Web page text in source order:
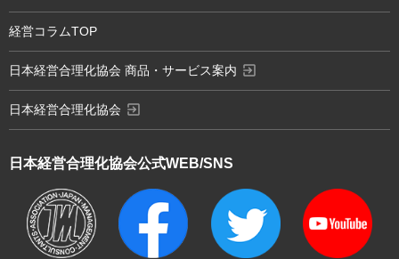
日本経営合理化協会公式WEB/SNS
経営コラムTOP
日本経営合理化協会 商品・サービス案内 exit_to_app
日本経営合理化協会 exit_to_app